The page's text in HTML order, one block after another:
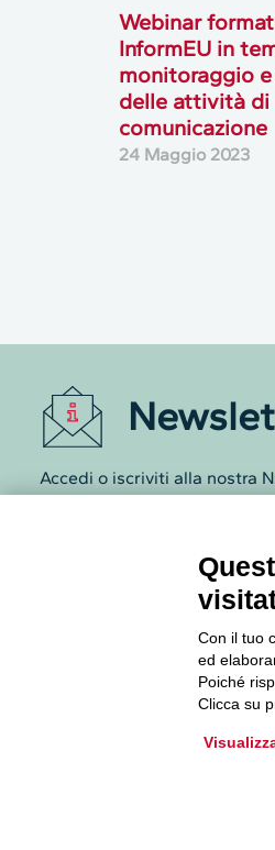
Webinar
InformEU in
monitoraggio
delle attività di
comunicazione
24 Maggio 2023
Accedi o iscriviti alla nostra
Informazioni per restare
Archivio Newsletter
Con il tuo
ed
Poiché
Clicca su